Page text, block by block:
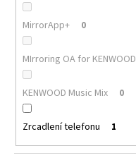
MirrorApp+ 0
MIrroring OA for KENWOOD
KENWOOD Music Mix 0
Zrcadlení telefonu 1